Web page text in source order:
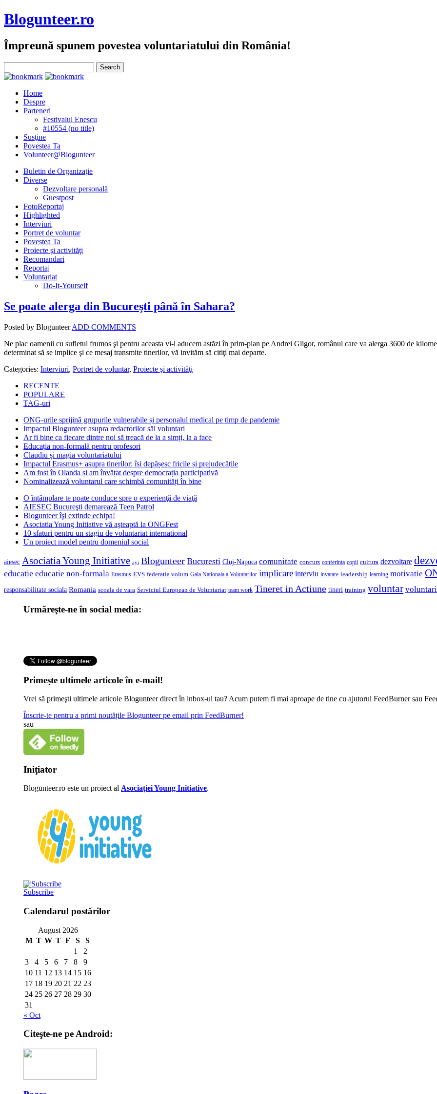
Blogunteer.ro
Împreună spunem povestea voluntariatului din România!
Home
Despre
Parteneri
Festivalul Enescu
#10554 (no title)
Susţine
Povestea Ta
Volunteer@Blogunteer
Buletin de Organizaţie
Diverse
Dezvoltare personală
Guestpost
FotoReportaj
Highlighted
Interviuri
Portret de voluntar
Povestea Ta
Proiecte şi activităţi
Recomandari
Reportaj
Voluntariat
Do-It-Yourself
Se poate alerga din Bucureşti până în Sahara?
Posted by Blogunteer ADD COMMENTS
Ne plac oamenii cu sufletul frumos şi pentru aceasta vi-l aducem astăzi în prim-plan pe Andrei Gligor, românul care va alerga 3600 de
determinat să se implice şi ce mesaj transmite tinerilor, vă invităm să citiţi mai departe.
Categories: Interviuri, Portret de voluntar, Proiecte şi activităţi
RECENTE
POPULARE
TAG-uri
ONG-urile sprijină grupurile vulnerabile și personalul medical pe timp de pandemie
Impactul Blogunteer asupra redactorilor săi voluntari
Ar fi bine ca fiecare dintre noi să treacă de la a simți, la a face
Educația non-formală pentru profesori
Claudiu și magia voluntariatului
Impactul Erasmus+ asupra tinerilor: își depășesc fricile și prejudecățile
Am fost în Olanda și am învățat despre democrația participativă
Nominalizează voluntarul care schimbă comunități în bine
O întâmplare te poate conduce spre o experienţă de viaţă
AIESEC Bucureşti demarează Teen Patrol
Blogunteer îşi extinde echipa!
Asociatia Young Initiative vă aşteaptă la ONGFest
10 sfaturi pentru un stagiu de voluntariat international
Un proiect model pentru domeniul social
aiesec Asociatia Young Initiative ayi Blogunteer Bucuresti Cluj-Napoca comunitate concurs conferinta copii cultura dezvoltare
educatie educatie non-formala Erasmus EVS federatia volum Gala Nationala a Voluntarilor implicare interviu invatare leadership learning motivatie
responsabilitate sociala Romania scoala de vara Serviciul European de Voluntariat team work Tineret in Actiune tineri training voluntar voluntari
Urmăreşte-ne în social media:
Primeşte ultimele articole în e-mail!
Vrei să primeşti ultimele articole Blogunteer direct în inbox-ul tau? Acum putem fi mai aproape de tine cu ajutorul FeedBurner sau
Înscrie-te pentru a primi noutățile Blogunteer pe email prin FeedBurner!
sau
Iniţiator
Blogunteer.ro este un proiect al Asociației Young Initiative.
Subscribe
Calendarul postărilor
August 2026
M T W T F S
S
1
2
3
4 5 6 7 8
9
10 11 12 13 14 15 16
17 18 19 20 21 22 23
24 25 26 27 28 29 30
31
« Oct
Citeşte-ne pe Android: